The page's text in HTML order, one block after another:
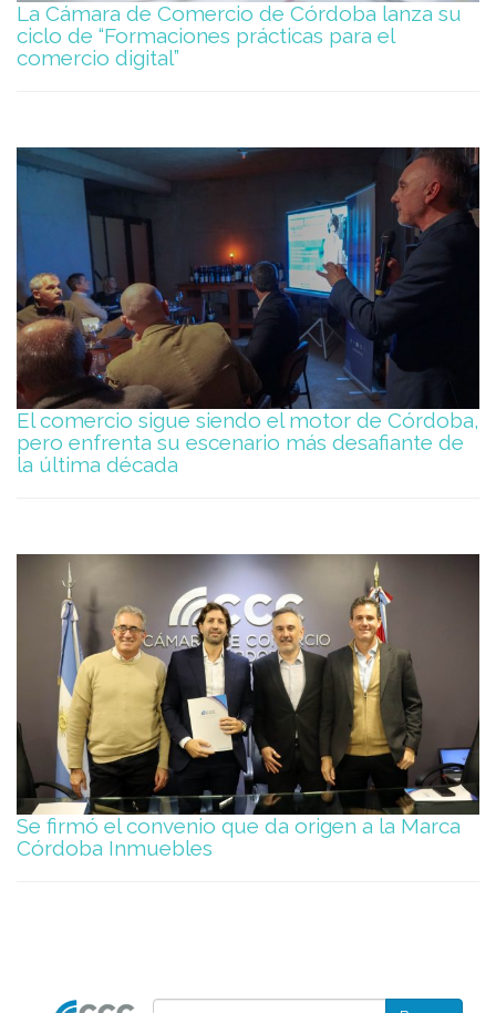
La Cámara de Comercio de Córdoba lanza su
ciclo de “Formaciones prácticas para el
comercio digital”
El comercio sigue siendo el motor de Córdoba,
pero enfrenta su escenario más desafiante de
la última década
Se firmó el convenio que da origen a la Marca
Córdoba Inmuebles